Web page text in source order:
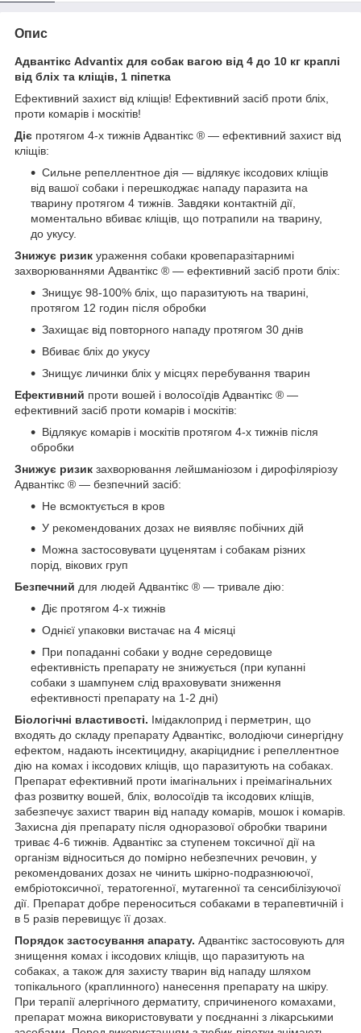
Опис
Адвантікс Advantix для собак вагою від 4 до 10 кг краплі
від бліх та кліщів, 1 піпетка
Ефективний захист від кліщів! Ефективний засіб проти бліх,
проти комарів і москітів!
Діє протягом 4-х тижнів Адвантікс ® — ефективний захист від
кліщів:
Сильне репеллентное дія — відлякує іксодових кліщів
від вашої собаки і перешкоджає нападу паразита на
тварину протягом 4 тижнів. Завдяки контактній дії,
моментально вбиває кліщів, що потрапили на тварину,
до укусу.
Знижує ризик ураження собаки кровепаразітарнимі
захворюваннями Адвантікс ® — ефективний засіб проти бліх:
Знищує 98-100% бліх, що паразитують на тварині,
протягом 12 годин після обробки
Захищає від повторного нападу протягом 30 днів
Вбиває бліх до укусу
Знищує личинки бліх у місцях перебування тварин
Ефективний проти вошей і волосоїдів Адвантікс ® —
ефективний засіб проти комарів і москітів:
Відлякує комарів і москітів протягом 4-х тижнів після
обробки
Знижує ризик захворювання лейшманіозом і дирофіляріозу
Адвантікс ® — безпечний засіб:
Не всмоктується в кров
У рекомендованих дозах не виявляє побічних дій
Можна застосовувати цуценятам і собакам різних
порід, вікових груп
Безпечний для людей Адвантікс ® — тривале дію:
Діє протягом 4-х тижнів
Однієї упаковки вистачає на 4 місяці
При попаданні собаки у водне середовище
ефективність препарату не знижується (при купанні
собаки з шампунем слід враховувати зниження
ефективності препарату на 1-2 дні)
Біологічні властивості. Імідаклоприд і перметрин, що
входять до складу препарату Адвантікс, володіючи синергідну
ефектом, надають інсектицидну, акаріцидниє і репеллентное
дію на комах і іксодових кліщів, що паразитують на собаках.
Препарат ефективний проти імагінальних і преімагінальних
фаз розвитку вошей, бліх, волосоїдів та іксодових кліщів,
забезпечує захист тварин від нападу комарів, мошок і комарів.
Захисна дія препарату після одноразової обробки тварини
триває 4-6 тижнів. Адвантікс за ступенем токсичної дії на
організм відноситься до помірно небезпечних речовин, у
рекомендованих дозах не чинить шкірно-подразнюючої,
ембріотоксичної, тератогенної, мутагенної та сенсибілізуючої
дії. Препарат добре переноситься собаками в терапевтичній і
в 5 разів перевищує її дозах.
Порядок застосування апарату. Адвантікс застосовують для
знищення комах і іксодових кліщів, що паразитують на
собаках, а також для захисту тварин від нападу шляхом
топікального (краплинного) нанесення препарату на шкіру.
При терапії алергічного дерматиту, спричиненого комахами,
препарат можна використовувати у поєднанні з лікарськими